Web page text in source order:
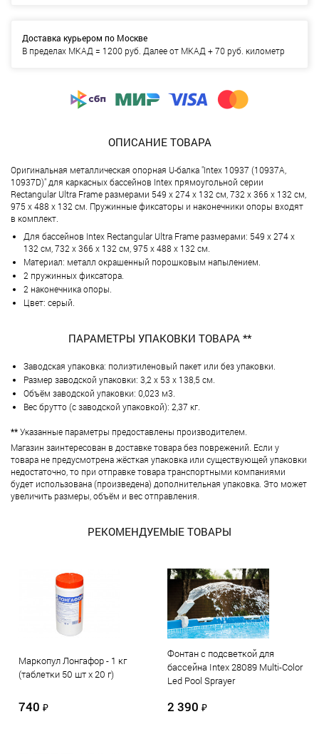
Доставка курьером по Москве
В пределах МКАД = 1200 руб. Далее от МКАД + 70 руб. километр
ОПИСАНИЕ ТОВАРА
Оригинальная металлическая опорная U-балка "Intex 10937 (10937A,
10937D)" для каркасных бассейнов Intex прямоугольной серии
Rectangular Ultra Frame размерами 549 х 274 х 132 см, 732 х 366 х 132 см,
975 х 488 х 132 см. Пружинные фиксаторы и наконечники опоры входят
в комплект.
Для бассейнов Intex Rectangular Ultra Frame размерами: 549 х 274 х
132 см, 732 х 366 х 132 см, 975 х 488 х 132 см.
Материал: металл окрашенный порошковым напылением.
2 пружинных фиксатора.
2 наконечника опоры.
Цвет: серый.
ПАРАМЕТРЫ УПАКОВКИ ТОВАРА **
Заводская упаковка: полиэтиленовый пакет или без упаковки.
Размер заводской упаковки: 3,2 х 53 х 138,5 см.
Объём заводской упаковки: 0,023 м3.
Вес брутто (с заводской упаковкой): 2,37 кг.
**Указанные параметры предоставлены производителем.
Магазин заинтересован в доставке товара без поврежений. Если у
товара не предусмотрена жёсткая упаковка или существующей упаковки
недостаточно, то при отправке товара транспортными компаниями
будет использована (произведена) дополнительная упаковка. Это может
увеличить размеры, объём и вес отправления.
РЕКОМЕНДУЕМЫЕ ТОВАРЫ
Маркопул Лонгафор - 1 кг
(таблетки 50 шт х 20 г)
740 ₽
Фонтан с подсветкой для
бассейна Intex 28089 Multi-Color
Led Pool Sprayer
2 390 ₽